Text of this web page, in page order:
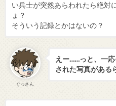
い兵士が突然あらわれたら絶対
ょ？
そういう記録とかはないの？
ぐっさん
えー……っと、一
された写真がある